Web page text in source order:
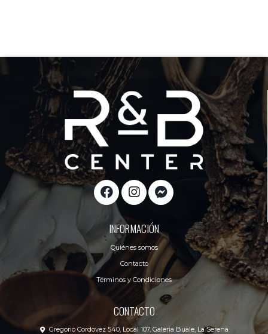
INFORMACIÓN
Quiénes somos
Contacto
Términos y Condiciones
CONTACTO
Gregorio Cordovez 540, Local 107, Galeria Buale, La Serena